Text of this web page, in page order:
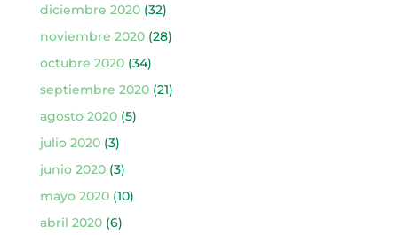
diciembre 2020(32)
noviembre 2020(28)
octubre 2020(34)
septiembre 2020(21)
agosto 2020(5)
julio 2020(3)
junio 2020(3)
mayo 2020(10)
abril 2020(6)